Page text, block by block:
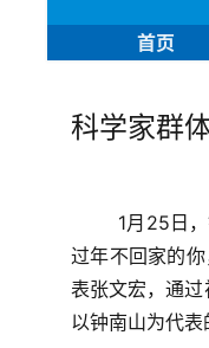
首页
科学家群
1月25日
过年不回家的
表张文宏，通
以钟南山为代表